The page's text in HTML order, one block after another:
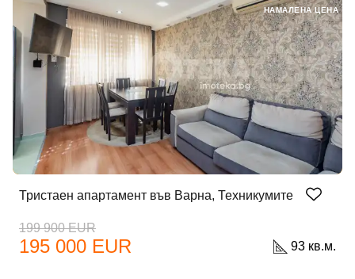
Тристаен апартамент във Варна, Техникумите
199 900 EUR
195 000 EUR 93 кв.м.
НАМАЛЕНА ЦЕНА